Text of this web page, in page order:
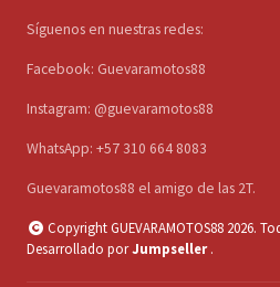
Síguenos en nuestras redes:
Facebook: Guevaramotos88
Instagram: @guevaramotos88
WhatsApp: +57 310 664 8083
Guevaramotos88 el amigo de las 2T.
Copyright GUEVARAMOTOS88 2026.
Desarrollado porJumpseller .